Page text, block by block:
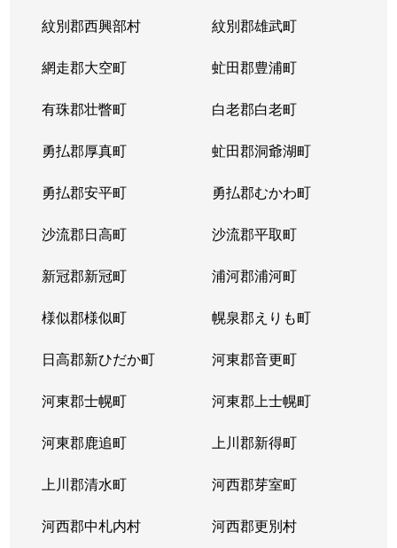
紋別郡西興部村 紋別郡雄武町
網走郡大空町 虻田郡豊浦町
有珠郡壮瞥町 白老郡白老町
勇払郡厚真町 虻田郡洞爺湖町
勇払郡安平町 勇払郡むかわ町
沙流郡日高町 沙流郡平取町
新冠郡新冠町 浦河郡浦河町
様似郡様似町 幌泉郡えりも町
日高郡新ひだか町 河東郡音更町
河東郡士幌町 河東郡上士幌町
河東郡鹿追町 上川郡新得町
上川郡清水町 河西郡芽室町
河西郡中札内村 河西郡更別村